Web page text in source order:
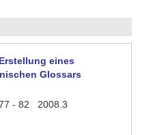
eines
Glossars
- 82 2008.3